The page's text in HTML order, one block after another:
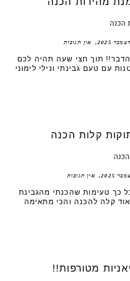
אין תגובות
תוך חצי שעה תהיה לכם
עם טעם גבינתי ונילי לימוני
אין תגובות
טעימות שהכנתי מהגבינת
קלה להכנה והכי מתאימה